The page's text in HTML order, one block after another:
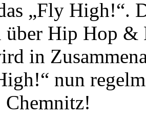
„Fly High!“.
über Hip Hop &
in
nun
Chemnitz!